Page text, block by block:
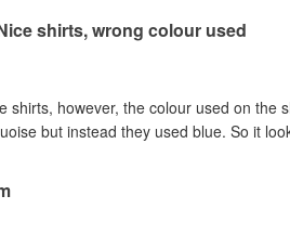
shirts, wrong colour used
shirts, however, the colour used on
but instead they used blue. So it